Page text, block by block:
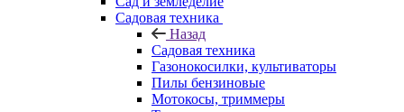
Садовая техника
Назад
Садовая техника
Газонокосилки, культиваторы
Пилы бензиновые
Мотокосы, триммеры